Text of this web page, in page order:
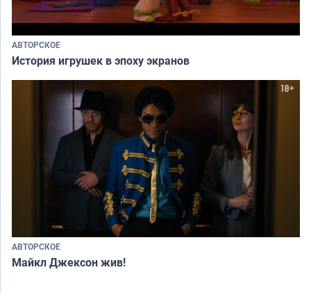
АВТОРСКОЕ
История игрушек в эпоху экранов
АВТОРСКОЕ
Майкл Джексон жив!